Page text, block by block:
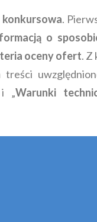
.
o
oceny ofert. Z
treści
i „Warunki